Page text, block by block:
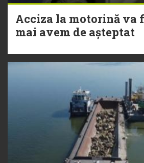
Acciza la motorină va
mai avem de așteptat